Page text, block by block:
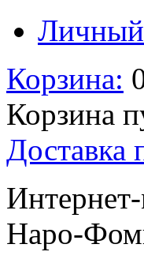
Личный
Корзина:
Корзина
Доставка
Наро-